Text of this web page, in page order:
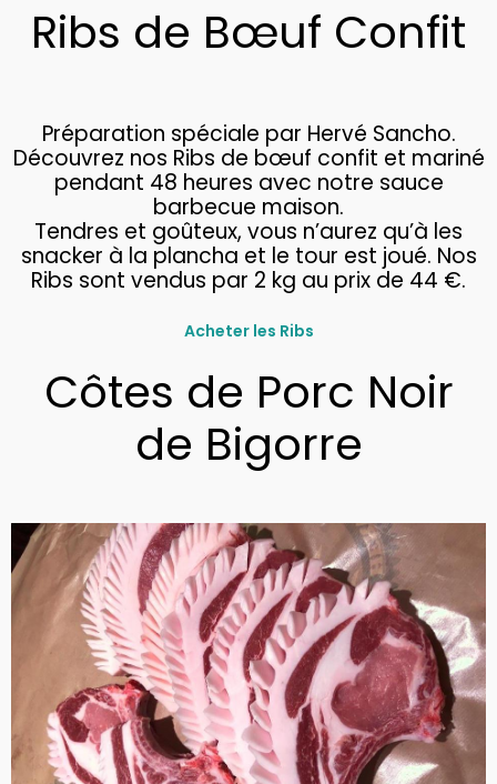
Ribs de Bœuf Confit
Préparation spéciale par Hervé Sancho.
Découvrez nos Ribs de bœuf confit et mariné
pendant 48 heures avec notre sauce
barbecue maison.
Tendres et goûteux, vous n’aurez qu’à les
snacker à la plancha et le tour est joué. Nos
Ribs sont vendus par 2 kg au prix de 44 €.
Acheter les Ribs
Côtes de Porc Noir
de Bigorre